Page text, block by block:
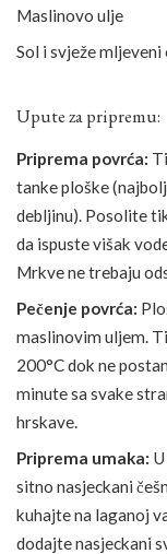
Maslinovo ulje
Sol i svježe mljeveni
Upute za pripremu:
Priprema povrća:
tanke ploške
debljinu). Posolite
da ispuste višak
Mrkve ne trebaju
Pečenje povrća:
maslinovim uljem.
200°C dok ne
minute sa svake
hrskave.
Priprema umaka:
sitno nasjeckani
kuhajte na laganoj
dodajte nasjeckani